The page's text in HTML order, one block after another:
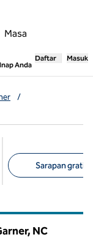
Masa
Inap Anda,Membuka
Daftar Masuk
/
Sarapan gratis
NC